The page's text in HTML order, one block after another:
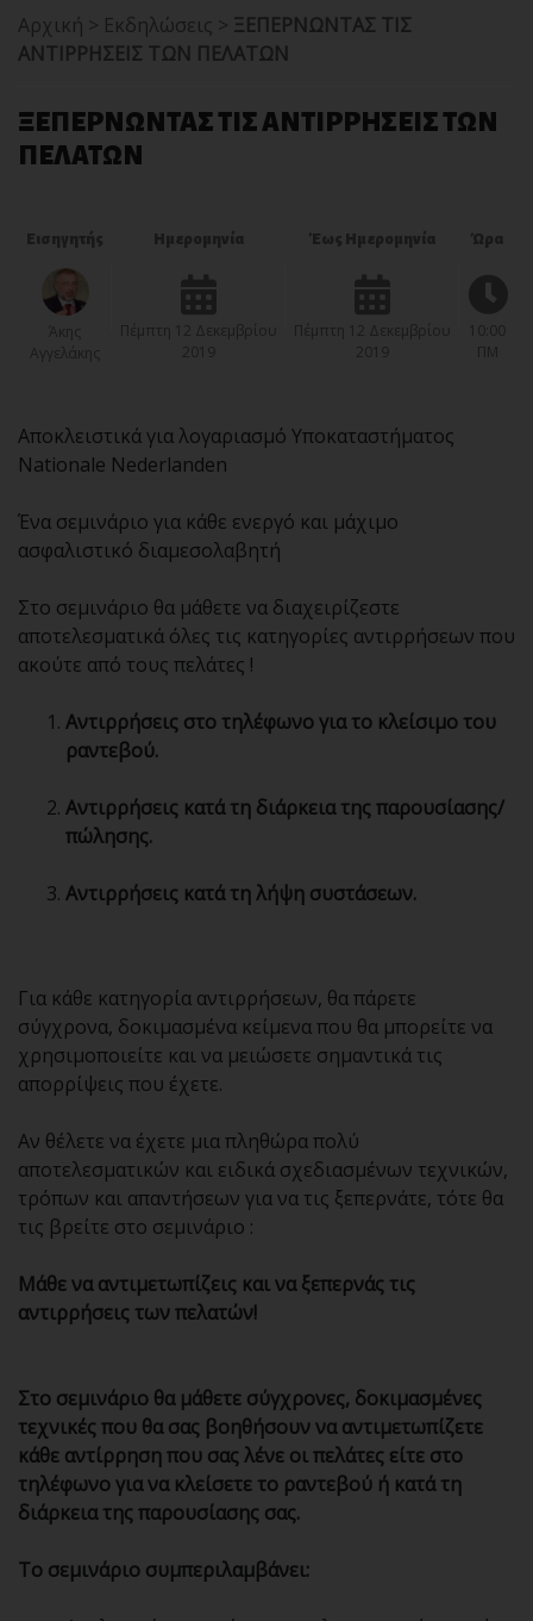
Αρχική > Εκδηλώσεις > ΞΕΠΕΡΝΩΝΤΑΣ ΤΙΣ
ΑΝΤΙΡΡΗΣΕΙΣ ΤΩΝ ΠΕΛΑΤΩΝ
ΞΕΠΕΡΝΩΝΤΑΣ ΤΙΣ ΑΝΤΙΡΡΗΣΕΙΣ ΤΩΝ
ΠΕΛΑΤΩΝ
Εισηγητής Ημερομηνία
Πέμπτη 12 Δεκεμβρίου
Έως Ημερομηνία
Πέμπτη 12 Δεκεμβρίου
Ώρα
ΠΜ
Αποκλειστικά για λογαριασμό Υποκαταστήματος
Nationale Nederlanden
Ένα σεμινάριο για κάθε ενεργό και μάχιμο
ασφαλιστικό διαμεσολαβητή
Στο σεμινάριο θα μάθετε να διαχειρίζεστε
αποτελεσματικά όλες τις κατηγορίες αντιρρήσεων που
ακούτε από τους πελάτες !
Αντιρρήσεις στο τηλέφωνο για το κλείσιμο του
ραντεβού.
Αντιρρήσεις κατά τη διάρκεια της παρουσίασης/
πώλησης.
Αντιρρήσεις κατά τη λήψη συστάσεων.
Για κάθε κατηγορία αντιρρήσεων, θα πάρετε
σύγχρονα, δοκιμασμένα κείμενα που θα μπορείτε να
χρησιμοποιείτε και να μειώσετε σημαντικά τις
απορρίψεις που έχετε.
Αν θέλετε να έχετε μια πληθώρα πολύ
αποτελεσματικών και ειδικά σχεδιασμένων τεχνικών,
τρόπων και απαντήσεων για να τις ξεπερνάτε, τότε θα
τις βρείτε στο σεμινάριο :
Μάθε να αντιμετωπίζεις και να ξεπερνάς τις
αντιρρήσεις των πελατών!
Στο σεμινάριο θα μάθετε σύγχρονες, δοκιμασμένες
τεχνικές που θα σας βοηθήσουν να αντιμετωπίζετε
κάθε αντίρρηση που σας λένε οι πελάτες είτε στο
τηλέφωνο για να κλείσετε το ραντεβού ή κατά τη
διάρκεια της παρουσίασης σας.
Το σεμινάριο συμπεριλαμβάνει: